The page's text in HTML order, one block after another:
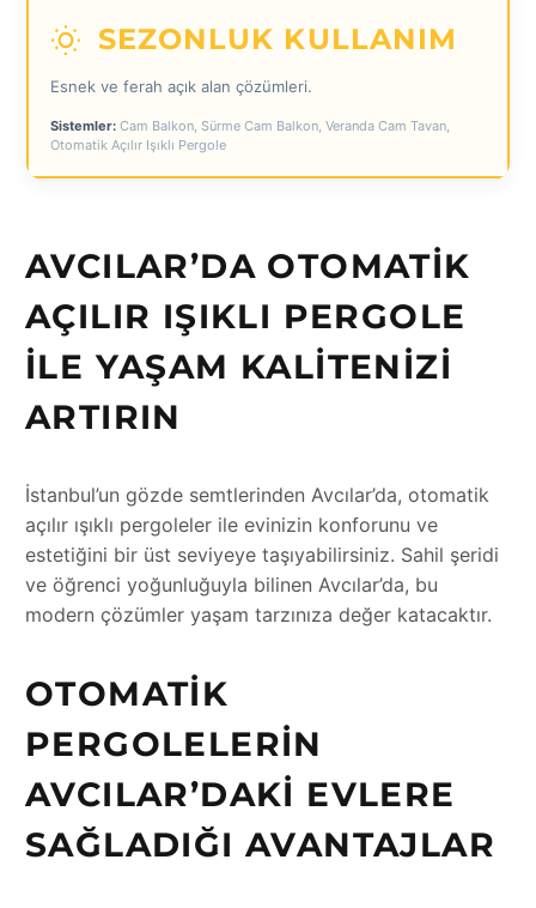
SEZONLUK KULLANIM
Esnek ve ferah açık alan çözümleri.
Sistemler: Cam Balkon, Sürme Cam Balkon, Veranda Cam Tavan,
Otomatik Açılır Işıklı Pergole
AVCILAR’DA OTOMATIK
AÇILIR IŞIKLI PERGOLE
ILE YAŞAM KALITENIZI
ARTIRIN
İstanbul’un gözde semtlerinden Avcılar’da, otomatik
açılır ışıklı pergoleler ile evinizin konforunu ve
estetiğini bir üst seviyeye taşıyabilirsiniz. Sahil şeridi
ve öğrenci yoğunluğuyla bilinen Avcılar’da, bu
modern çözümler yaşam tarzınıza değer katacaktır.
OTOMATIK
PERGOLELERIN
AVCILAR’DAKI EVLERE
SAĞLADIĞI AVANTAJLAR